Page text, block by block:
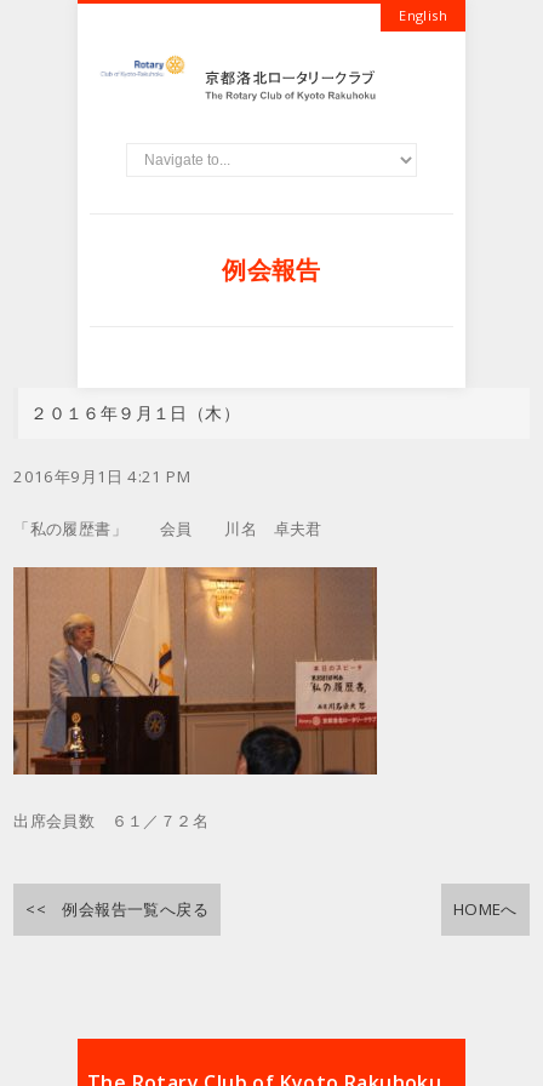
English
例会報告
２０１６年９月１日（木）
2016年9月1日 4:21 PM
「私の履歴書」 会員 川名 卓夫君
出席会員数 ６１／７２名
<< 例会報告一覧へ戻る HOMEへ